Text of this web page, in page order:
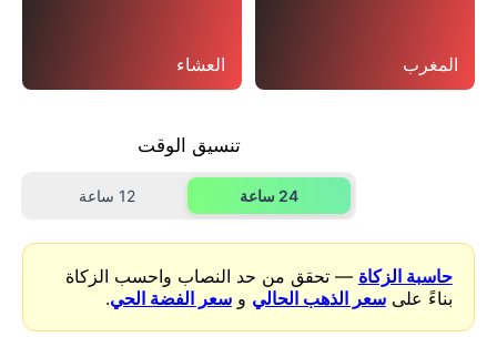
المغرب العشاء
تنسيق الوقت
24 ساعة 12 ساعة
حاسبة الزكاة — تحقق من حد النصاب واحسب الزكاة
بناءً علىسعر الذهب الحالي وسعر الفضة الحي.